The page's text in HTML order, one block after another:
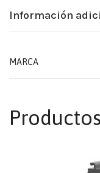
Información
MARCA